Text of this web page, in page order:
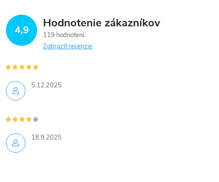
4,9 Hodnotenie zákazníkov
119 hodnotení
Zobraziť recenzie
5.12.2025
18.9.2025